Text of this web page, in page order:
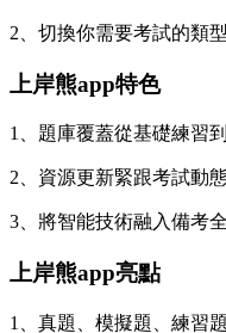
2、切換你需要考試的類
上岸熊app特色
1、題庫覆蓋從基礎練習
2、資源更新緊跟考試動
3、將智能技術融入備考
上岸熊app亮點
1、真題、模擬題、練習